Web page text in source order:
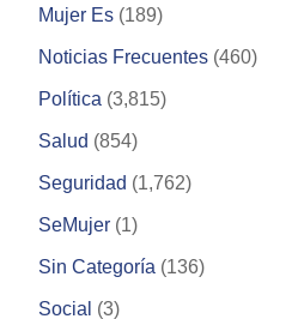
Mujer Es (189)
Noticias Frecuentes (460)
Política (3,815)
Salud (854)
Seguridad (1,762)
SeMujer (1)
Sin Categoría (136)
Social (3)